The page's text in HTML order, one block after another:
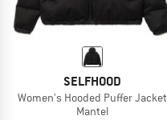
SELFHOOD
Women's Hooded Puffer Jacket
Mantel